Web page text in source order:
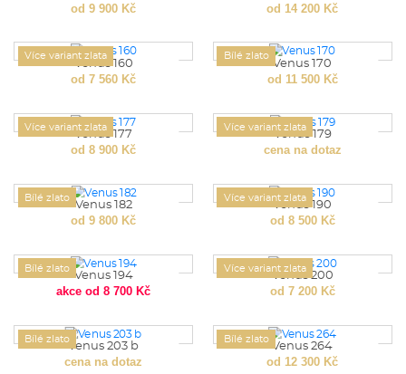
od 9 900 Kč od 14 200 Kč
Venus 160
od 7 560 Kč
Více variant zlata
Venus 170
od 11 500 Kč
Bílé zlato
Venus 177
od 8 900 Kč
Více variant zlata
Venus 179
cena na dotaz
Více variant zlata
Venus 182
od 9 800 Kč
Bílé zlato
Venus 190
od 8 500 Kč
Více variant zlata
Venus 194
akce od 8 700 Kč
Bílé zlato
Venus 200
od 7 200 Kč
Více variant zlata
Venus 203 b
cena na dotaz
Bílé zlato
Venus 264
od 12 300 Kč
Bílé zlato